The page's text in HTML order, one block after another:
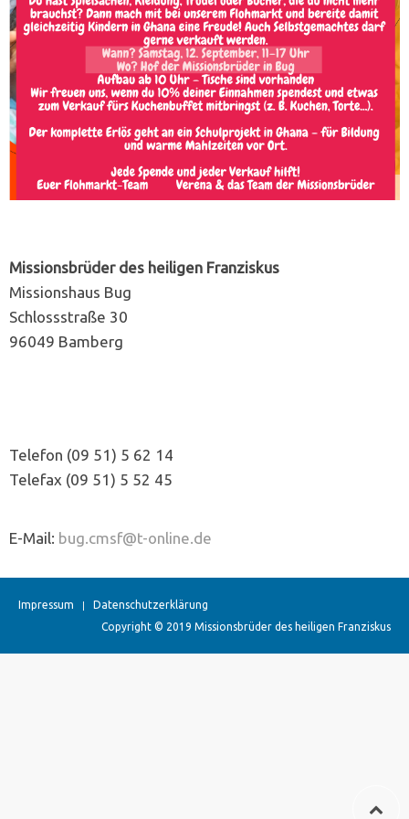
Missionsbrüder des heiligen Franziskus
Missionshaus Bug
Schlossstraße 30
96049 Bamberg
Telefon (09 51) 5 62 14
Telefax (09 51) 5 52 45
E-Mail: bug.cmsf@t-online.de
Impressum
Datenschutzerklärung
Copyright © 2019 Missionsbrüder des heiligen Franziskus